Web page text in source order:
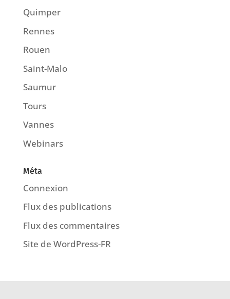
Quimper
Rennes
Rouen
Saint-Malo
Saumur
Tours
Vannes
Webinars
Méta
Connexion
Flux des publications
Flux des commentaires
Site de WordPress-FR